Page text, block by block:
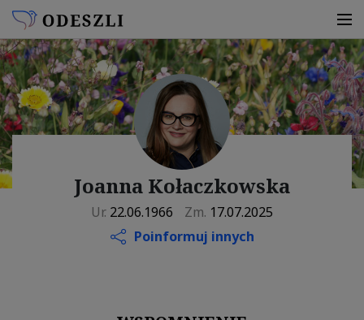
Joanna Kołaczkowska
Ur. 22.06.1966 Zm. 17.07.2025
Poinformuj innych